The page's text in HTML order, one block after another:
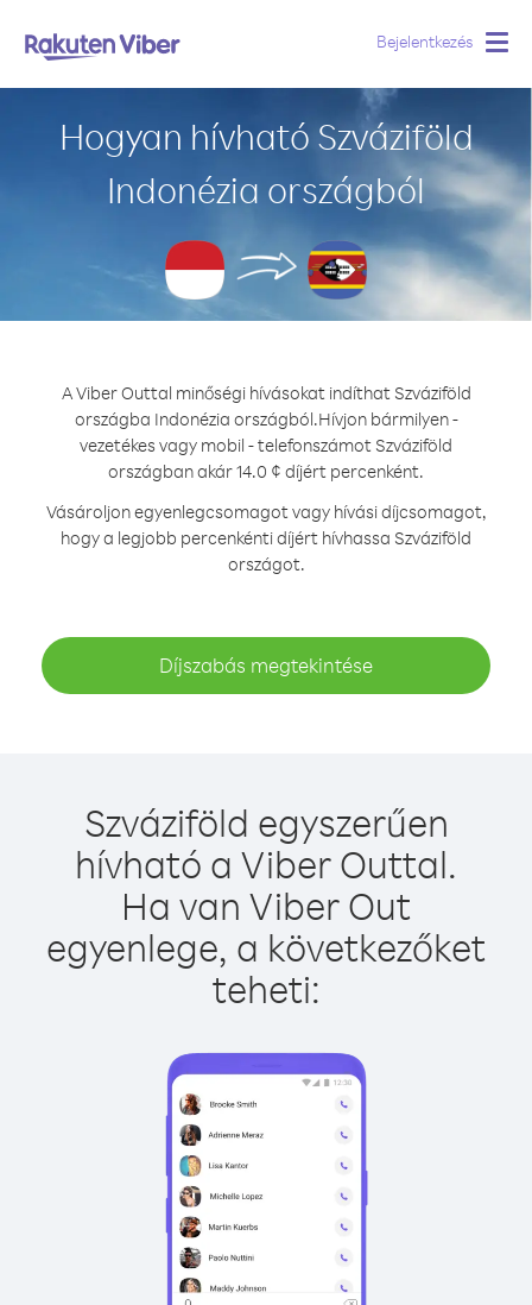
Bejelentkezés
Hogyan hívható Szváziföld
Indonézia országból
A Viber Outtal minőségi hívásokat indíthat Szváziföld
országba Indonézia országból.Hívjon bármilyen -
vezetékes vagy mobil - telefonszámot Szváziföld
országban akár 14.0 ¢ díjért percenként.
Vásároljon egyenlegcsomagot vagy hívási díjcsomagot,
hogy a legjobb percenkénti díjért hívhassa Szváziföld
országot.
Díjszabás megtekintése
Szváziföld egyszerűen
hívható a Viber Outtal.
Ha van Viber Out
egyenlege, a következőket
teheti: